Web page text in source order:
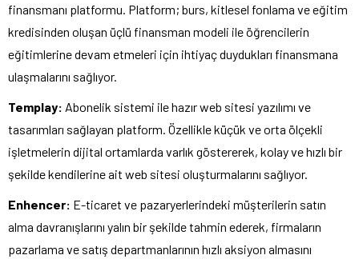
finansmanı platformu. Platform; burs, kitlesel fonlama ve eğitim
kredisinden oluşan üçlü finansman modeli ile öğrencilerin
eğitimlerine devam etmeleri için ihtiyaç duydukları finansmana
ulaşmalarını sağlıyor.
Templay: Abonelik sistemi ile hazır web sitesi yazılımı ve
tasarımları sağlayan platform. Özellikle küçük ve orta ölçekli
işletmelerin dijital ortamlarda varlık göstererek, kolay ve hızlı bir
şekilde kendilerine ait web sitesi oluşturmalarını sağlıyor.
Enhencer: E-ticaret ve pazaryerlerindeki müşterilerin satın
alma davranışlarını yalın bir şekilde tahmin ederek, firmaların
pazarlama ve satış departmanlarının hızlı aksiyon almasını